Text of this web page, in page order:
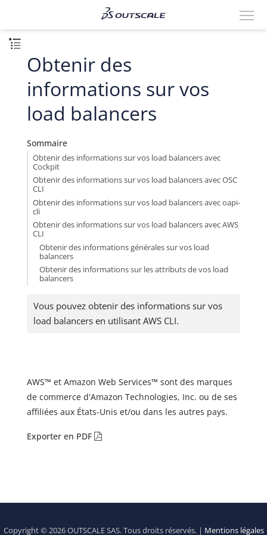
Obtenir des
informations sur vos
load balancers
Sommaire
Obtenir des informations sur vos load balancers avec
Cockpit
Obtenir des informations sur vos load balancers avec OSC
CLI
Obtenir des informations sur vos load balancers avec oapi-
cli
Obtenir des informations sur vos load balancers avec AWS
CLI
Obtenir des informations générales sur vos load
balancers
Obtenir des informations sur les attributs de vos load
balancers
Vous pouvez obtenir des informations sur vos
load balancers en utilisant AWS CLI.
AWS™ et Amazon Web Services™ sont des marques
de commerce d'Amazon Technologies, Inc. ou de ses
affiliées aux États-Unis et/ou dans les autres pays.
Exporter en PDF
Copyright © 2026 OUTSCALE SAS. Tous droits réservés. | Mentions légales